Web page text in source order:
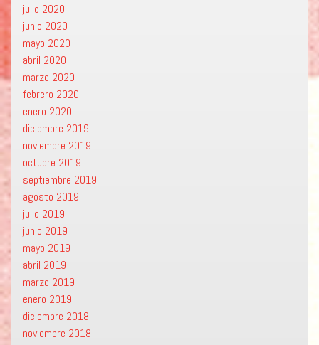
julio 2020
junio 2020
mayo 2020
abril 2020
marzo 2020
febrero 2020
enero 2020
diciembre 2019
noviembre 2019
octubre 2019
septiembre 2019
agosto 2019
julio 2019
junio 2019
mayo 2019
abril 2019
marzo 2019
enero 2019
diciembre 2018
noviembre 2018